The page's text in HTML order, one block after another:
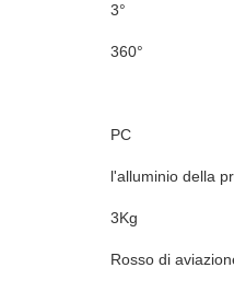
3°
360°
PC
l'alluminio della
3Kg
Rosso di